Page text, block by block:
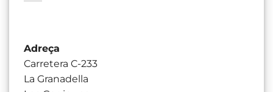
Adreça
Carretera C-233
La Granadella